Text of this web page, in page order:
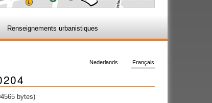
Renseignements urbanistiques
Français
Nederlands
bytes)